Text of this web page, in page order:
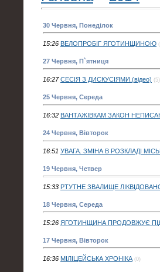
30 Червня, Понеділок
15:26 ВЕЛОПРОБІГ ЯГОТИНЩИНОЮ
27 Червня, П`ятниця
16:27 СЕСІЯ З ДИСКУСІЯМИ.(відео) (5)
25 Червня, Середа
16:32 ВАНТАЖІВКАМ ЗАКОН
24 Червня, Вівторок
16:51 УВАГА. ЗМІНА В РОЗКЛАДІ
19 Червня, Четвер
15:33 РТУТНЕ ЗВАЛИЩЕ ЛІКВІДОВАНО
18 Червня, Середа
15:26 ЯГОТИНЩИНА ПРОДОВЖУЄ
17 Червня, Вівторок
16:36 МІЛІЦЕЙСЬКА ХРОНІКА (0)